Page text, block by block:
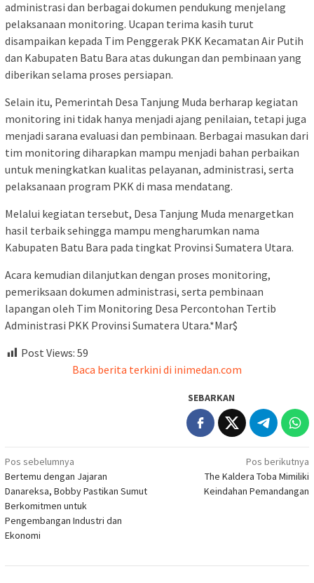
administrasi dan berbagai dokumen pendukung menjelang
pelaksanaan monitoring. Ucapan terima kasih turut
disampaikan kepada Tim Penggerak PKK Kecamatan Air Putih
dan Kabupaten Batu Bara atas dukungan dan pembinaan yang
diberikan selama proses persiapan.
Selain itu, Pemerintah Desa Tanjung Muda berharap kegiatan
monitoring ini tidak hanya menjadi ajang penilaian, tetapi juga
menjadi sarana evaluasi dan pembinaan. Berbagai masukan dari
tim monitoring diharapkan mampu menjadi bahan perbaikan
untuk meningkatkan kualitas pelayanan, administrasi, serta
pelaksanaan program PKK di masa mendatang.
Melalui kegiatan tersebut, Desa Tanjung Muda menargetkan
hasil terbaik sehingga mampu mengharumkan nama
Kabupaten Batu Bara pada tingkat Provinsi Sumatera Utara.
Acara kemudian dilanjutkan dengan proses monitoring,
pemeriksaan dokumen administrasi, serta pembinaan
lapangan oleh Tim Monitoring Desa Percontohan Tertib
Administrasi PKK Provinsi Sumatera Utara.*Mar$
Post Views: 59
Baca berita terkini di inimedan.com
SEBARKAN
Navigasi
pos
Pos sebelumnya
Bertemu dengan Jajaran
Danareksa, Bobby Pastikan Sumut
Berkomitmen untuk
Pengembangan Industri dan
Ekonomi
Pos berikutnya
The Kaldera Toba Mimiliki
Keindahan Pemandangan